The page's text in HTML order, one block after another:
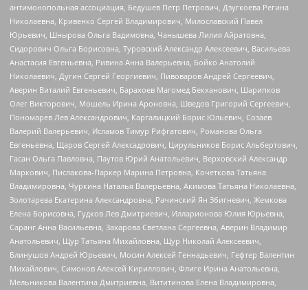
антимонопольная ассоциация, Бедушев Петр Петрович, Дзугкоева Регина
Николаевна, Кривенко Сергей Владимирович, Милославский Павел
Юрьевич, Шнырова Ольга Вадимовна, Чанышева Лилия Айратовна,
Сидорович Ольга Борисовна, Туровский Александр Алексеевич, Васильева
Анастасия Евгеньевна, Ривина Анна Валерьевна, Бойко Анатолий
Николаевич, Дугин Сергей Георгиевич, Пивоваров Андрей Сергеевич,
Аверин Виталий Евгеньевич, Барахоев Магомед Бекханович, Шарипков
Олег Викторович, Мошель Ирина Ароновна, Шведов Григорий Сергеевич,
Пономарев Лев Александрович, Каргалицкий Борис Юльевич, Созаев
Валерий Валерьевич, Исламов Тимур Рифгатович, Романова Ольга
Евгеньевна, Щаров Сергей Алексадрович, Цирульников Борис Альбертович,
Гасан Ольга Павловна, Паутов Юрий Анатольевич, Верховский Александр
Маркович, Пислакова-Паркер Марина Петровна, Кочеткова Татьяна
Владимировна, Чуркина Наталья Валерьевна, Акимова Татьяна Николаевна,
Золотарева Екатерина Александровна, Рачинский Ян Збигневич, Жемкова
Елена Борисовна, Гудков Лев Дмитриевич, Илларионова Юлия Юрьевна,
Саранг Анна Васильевна, Захарова Светлана Сергеевна, Аверин Владимир
Анатольевич, Щур Татьяна Михайловна, Щур Николай Алексеевич,
Блинушов Андрей Юрьевич, Мосин Алексей Геннадьевич, Гефтер Валентин
Михайлович, Симонов Алексей Кириллович, Флиге Ирина Анатольевна,
Мельникова Валентина Дмитриевна, Вититинова Елена Владимировна,